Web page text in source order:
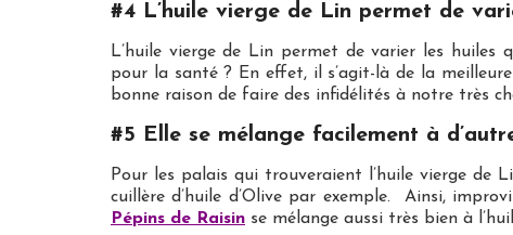
#4 L’huile vierge de Lin permet de
L’huile vierge de Lin permet de varier les huiles
pour la santé ? En effet, il s’agit-là de la
bonne raison de faire des infidélités à notre très
#5 Elle se mélange facilement à
Pour les palais qui trouveraient l’huile vierge de
cuillère d’huile d’Olive par exemple. Ainsi,
Pépins de Raisin se mélange aussi très bien à